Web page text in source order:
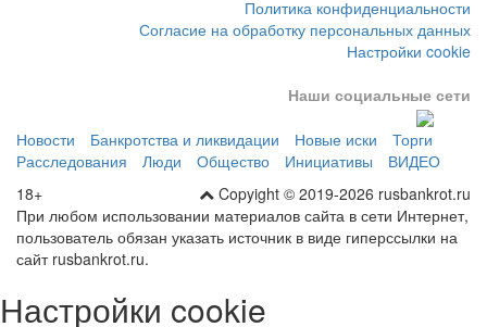
Политика конфиденциальности
Согласие на обработку персональных данных
Настройки cookie
Наши социальные сети
Новости Банкротства и ликвидации Новые иски
Торги
Расследования
Люди Общество Инициативы
ВИДЕО
Copyight © 2019-2026 rusbankrot.ru
18+
При любом использовании материалов сайта в сети Интернет,
пользователь обязан указать источник в виде гиперссылки на
сайт rusbankrot.ru.
Настройки cookie